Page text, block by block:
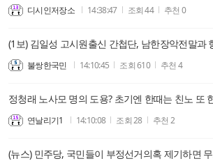
디시인저장소 14:38:47 조회44 추천 0
불쌍한국민 14:10:45 조회610 추천 4
연날리기1 14:10:08 조회28 추천 2